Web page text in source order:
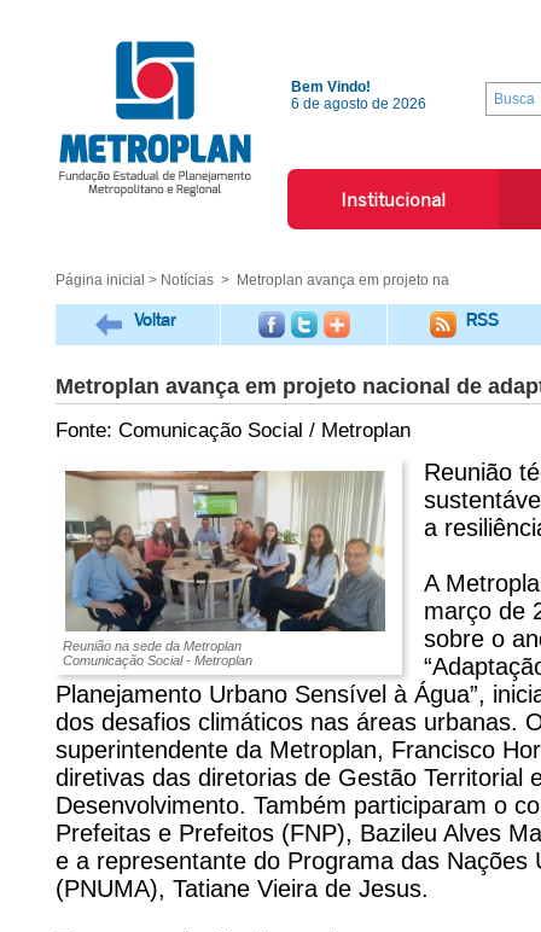
Bem Vindo!
6 de agosto de 2026
Institucional
Página inicial > Notícias > Metroplan avança em projeto na
Voltar RSS
Metroplan avança em projeto nacional de
Fonte: Comunicação Social / Metroplan
Reunião na sede da Metroplan
Comunicação Social - Metroplan
Reunião
a
A
março de
sobre o
Planejamento Urbano Sensível à Água”,
dos desafios climáticos nas áreas urbanas.
superintendente da Metroplan, Francisco
diretivas das diretorias de Gestão Territorial
Desenvolvimento. Também participaram o
Prefeitas e Prefeitos (FNP), Bazileu Alves
e a representante do Programa das Nações
(PNUMA), Tatiane Vieira de Jesus.